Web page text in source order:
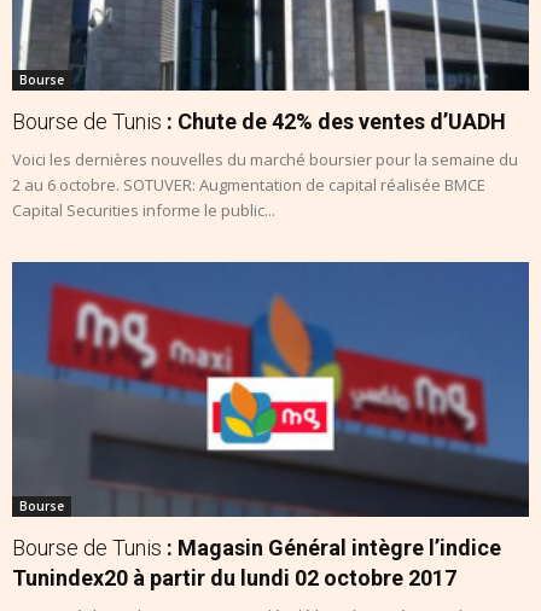
Bourse
Bourse de Tunis : Chute de 42% des ventes d’UADH
Voici les dernières nouvelles du marché boursier pour la semaine du
2 au 6 octobre. SOTUVER: Augmentation de capital réalisée BMCE
Capital Securities informe le public...
Bourse
Bourse de Tunis : Magasin Général intègre l’indice
Tunindex20 à partir du lundi 02 octobre 2017